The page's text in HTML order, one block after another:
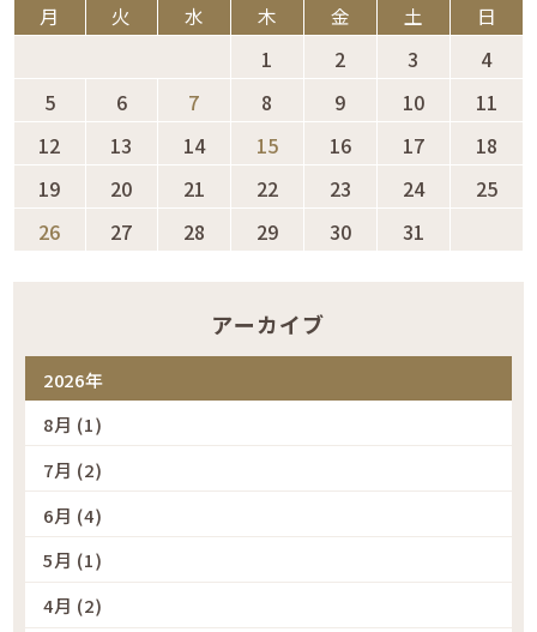
月 火 水 木 金 土
日
1
2 3
4
5
6 7 8 9 10
11
12
13 14 15 16 17
18
19
20 21 22 23 24
25
26
27 28 29 30 31
アーカイブ
2026年
8月 (1)
7月 (2)
6月 (4)
5月 (1)
4月 (2)